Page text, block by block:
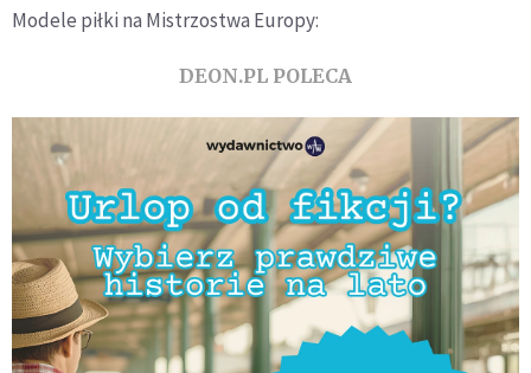
Modele piłki na Mistrzostwa Europy:
DEON.PL POLECA